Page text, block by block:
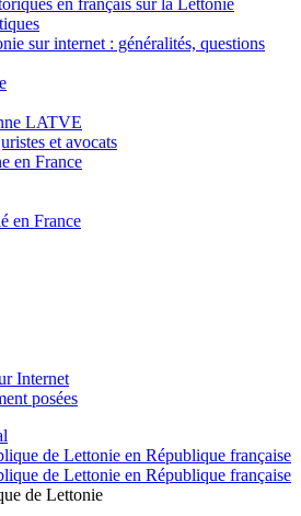
en français sur la Lettonie
sur internet : généralités, questions
LATVE
et avocats
en France
en France
Internet
posées
de Lettonie